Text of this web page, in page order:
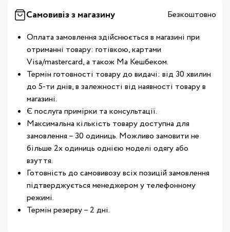
Самовивіз з магазину
Безкоштовно
Оплата замовлення здійснюється в магазині при
отриманні товару: готівкою, картами
Visa/mastercard, а також Ма Кешбеком.
Термін готовності товару до видачі: від 30 хвилин
до 5-ти днів, в залежності від наявності товару в
магазині.
Є послуга примірки та консультації.
Максимальна кількість товару доступна для
замовлення – 30 одиниць. Можливо замовити не
більше 2х одиниць однією моделі одягу або
взуття.
Готовність до самовивозу всіх позицій замовлення
підтверджується менеджером у телефонному
режимі.
Термін резерву – 2 дні.